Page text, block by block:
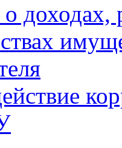
доходах,